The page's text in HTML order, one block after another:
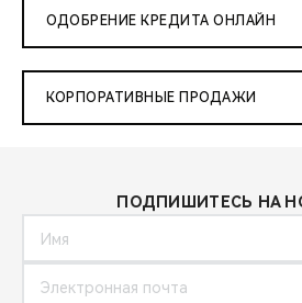
ОДОБРЕНИЕ КРЕДИТА ОНЛАЙН
КОРПОРАТИВНЫЕ ПРОДАЖИ
ПОДПИШИТЕСЬ НА